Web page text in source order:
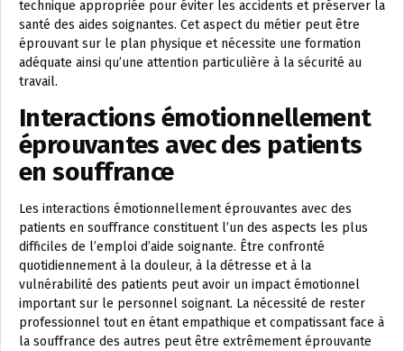
technique appropriée pour éviter les accidents et préserver la
santé des aides soignantes. Cet aspect du métier peut être
éprouvant sur le plan physique et nécessite une formation
adéquate ainsi qu’une attention particulière à la sécurité au
travail.
Interactions émotionnellement
éprouvantes avec des patients
en souffrance
Les interactions émotionnellement éprouvantes avec des
patients en souffrance constituent l’un des aspects les plus
difficiles de l’emploi d’aide soignante. Être confronté
quotidiennement à la douleur, à la détresse et à la
vulnérabilité des patients peut avoir un impact émotionnel
important sur le personnel soignant. La nécessité de rester
professionnel tout en étant empathique et compatissant face à
la souffrance des autres peut être extrêmement éprouvante